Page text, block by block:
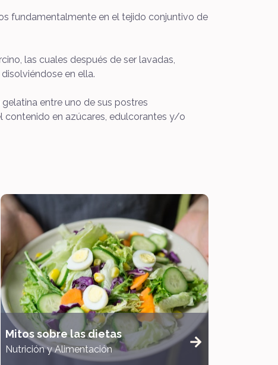
fundamentalmente en el tejido conjuntivo de
las cuales después de ser lavadas,
en ella.
entre uno de sus postres
contenido en azúcares, edulcorantes y/o
Mitos sobre las dietas
Nutrición y Alimentación